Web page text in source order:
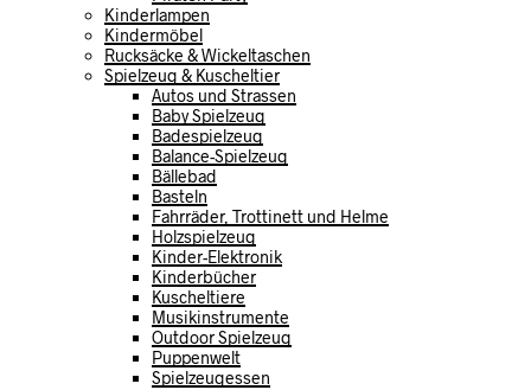
Kinderlampen
Kindermöbel
Rucksäcke & Wickeltaschen
Spielzeug & Kuscheltier
Autos und Strassen
Baby Spielzeug
Badespielzeug
Balance-Spielzeug
Bällebad
Basteln
Fahrräder, Trottinett und Helme
Holzspielzeug
Kinder-Elektronik
Kinderbücher
Kuscheltiere
Musikinstrumente
Outdoor Spielzeug
Puppenwelt
Spielzeugessen